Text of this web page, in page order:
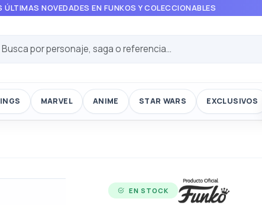
ÚLTIMAS NOVEDADES EN FUNKOS Y COLECCIONABLES
MARVEL ANIME STAR WARS EXCLUSIVOS
EN STOCK